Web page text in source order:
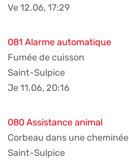
Ve 12.06, 17:29
081 Alarme automatique
Fumée de cuisson
Saint-Sulpice
Je 11.06, 20:16
080 Assistance animal
Corbeau dans une cheminée
Saint-Sulpice